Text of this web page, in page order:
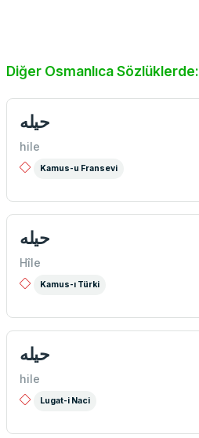
Diğer Osmanlıca Sözlüklerde:
حيله
hile
Kamus-u Fransevi
حيله
Hîle
Kamus-ı Türki
حيله
hile
Lugat-i Naci